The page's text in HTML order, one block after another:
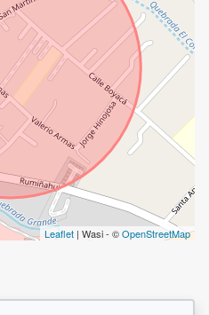
Leaflet | Wasi - ©OpenStreetMap